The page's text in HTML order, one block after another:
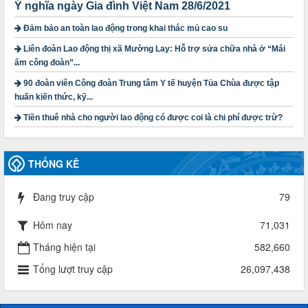
Thời gian đăng: 23/09/2024
lượt xem: 4200 | lượt tải:1315
3716/TLD-TC
Công văn hướng dẫn công tác quả lý tài chính, tài sản công
đoàn khi đơn vị sát nhập, chấm dứt hoạt động
Thời gian đăng: 13/04/2025
lượt xem: 2006 | lượt tải:722
60/TB-LĐLĐ
LĐLĐ tỉnh Điện Biên năm 2025
Thời gian đăng: 28/04/2025
485/QĐ-LĐLĐ
nhà nước năm 2024
Thời gian đăng: 29/04/2025
lượt xem: 919 | lượt tải:257
2930/TLĐ-TC
Công văn số 2930/TLĐ-TC, ngày 31/12/2024 của Tổng
LĐLĐ Việt Nam về việc quy định tỷ lệ phân phối tự động
Ý nghĩa ngày Gia đình Việt Nam 28/6/2021
Đảm bảo an toàn lao động trong khai thác mủ cao su
Liên đoàn Lao động thị xã Mường Lay: Hỗ trợ sửa chữa nhà ở “Mái
ấm công đoàn”...
90 đoàn viên Công đoàn Trung tâm Y tế huyện Tủa Chùa được tập
huấn kiến thức, kỹ...
Tiền thuê nhà cho người lao động có được coi là chi phí được trừ?
THỐNG KÊ
Đang truy cập 79
Hôm nay
71,031
Tháng hiện tại
582,660
Tổng lượt truy cập
26,097,438